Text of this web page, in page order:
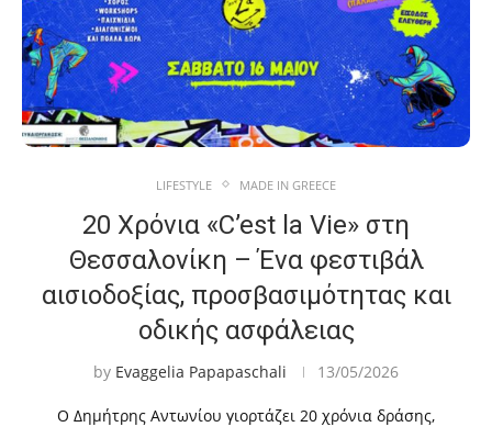
LIFESTYLE MADE IN GREECE
20 Χρόνια «C’est la Vie» στη
Θεσσαλονίκη – Ένα φεστιβάλ
αισιοδοξίας, προσβασιμότητας και
οδικής ασφάλειας
by Evaggelia Papapaschali 13/05/2026
Ο Δημήτρης Αντωνίου γιορτάζει 20 χρόνια δράσης,